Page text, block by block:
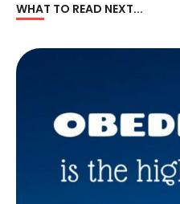
WHAT TO READ NEXT...